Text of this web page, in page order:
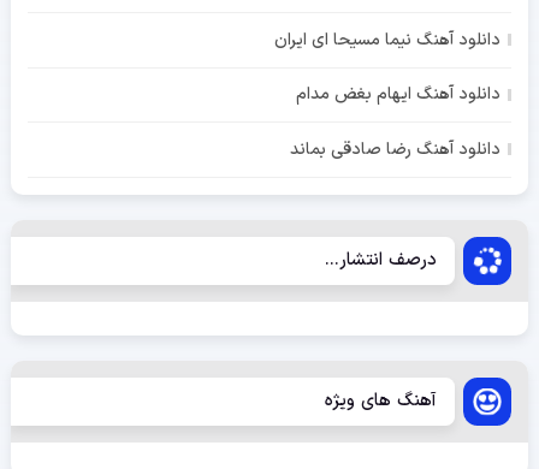
دانلود آهنگ نیما مسیحا ای ایران
دانلود آهنگ ایهام بغض مدام
دانلود آهنگ رضا صادقی بماند
درصف انتشار...
آهنگ های ویژه